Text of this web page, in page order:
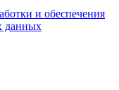
и обеспечения
данных